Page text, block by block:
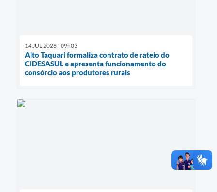
14 JUL 2026 - 09h03
Alto Taquari formaliza contrato de rateio do
CIDESASUL e apresenta funcionamento do
consórcio aos produtores rurais